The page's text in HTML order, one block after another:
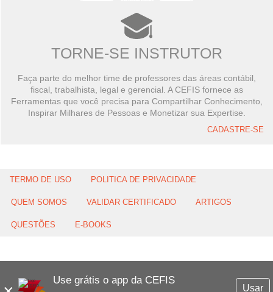
Use grátis o app da CEFIS
Usar
TORNE-SE INSTRUTOR
Faça parte do melhor time de professores das áreas contábil,
fiscal, trabalhista, legal e gerencial. A CEFIS fornece as
Ferramentas que você precisa para Compartilhar Conhecimento,
Inspirar Milhares de Pessoas e Monetizar sua Expertise.
CADASTRE-SE
TERMO DE USO POLITICA DE PRIVACIDADE
QUEM SOMOS VALIDAR CERTIFICADO ARTIGOS
QUESTÕES E-BOOKS